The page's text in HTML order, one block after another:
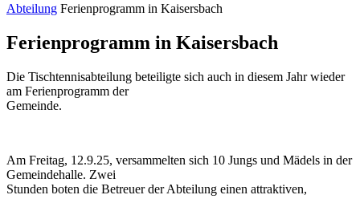
Start
Abteilung Ferienprogramm in Kaisersbach
Ferienprogramm in Kaisersbach
Die Tischtennisabteilung beteiligte sich auch in diesem Jahr wieder
am Ferienprogramm der
Gemeinde.
Am Freitag, 12.9.25, versammelten sich 10 Jungs und Mädels in der
Gemeindehalle. Zwei
Stunden boten die Betreuer der Abteilung einen attraktiven,